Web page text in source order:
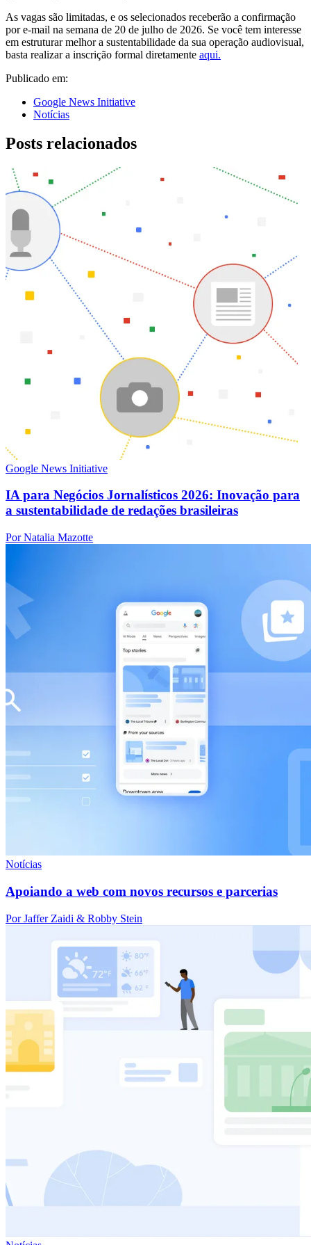
As vagas são limitadas, e os selecionados receberão a confirmação
por e-mail na semana de 20 de julho de 2026. Se você tem interesse
em estruturar melhor a sustentabilidade da sua operação audiovisual,
basta realizar a inscrição formal diretamente aqui.
Publicado em:
Google News Initiative
Notícias
Posts relacionados
Google News Initiative
IA para Negócios Jornalísticos 2026: Inovação para
a sustentabilidade de redações brasileiras
Por Natalia Mazotte
Notícias
Apoiando a web com novos recursos e parcerias
Por Jaffer Zaidi & Robby Stein